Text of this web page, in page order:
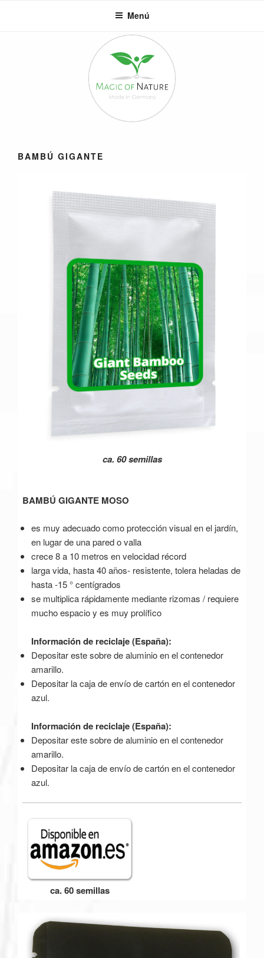
Menú
BAMBÚ GIGANTE
ca. 60 semillas
BAMBÚ GIGANTE MOSO
es muy adecuado como protección visual en el jardín,
en lugar de una pared o valla
crece 8 a 10 metros en velocidad récord
larga vida, hasta 40 años- resistente, tolera heladas de
hasta -15 ° centígrados
se multiplica rápidamente mediante rizomas / requiere
mucho espacio y es muy prolífico
Información de reciclaje (España):
Depositar este sobre de aluminio en el contenedor
amarillo.
Depositar la caja de envío de cartón en el contenedor
azul.
Información de reciclaje (España):
Depositar este sobre de aluminio en el contenedor
amarillo.
Depositar la caja de envío de cartón en el contenedor
azul.
ca. 60 semillas